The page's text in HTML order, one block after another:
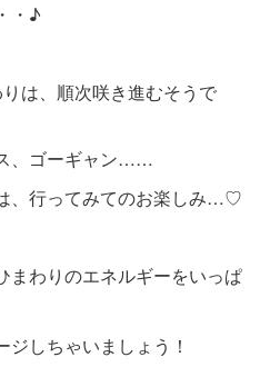
・♪
は、順次咲き進むそうで
、ゴーギャン……
、行ってみてのお楽しみ…♡
まわりのエネルギーをいっぱ
ジしちゃいましょう！